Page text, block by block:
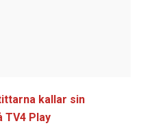
kallar sin
Play